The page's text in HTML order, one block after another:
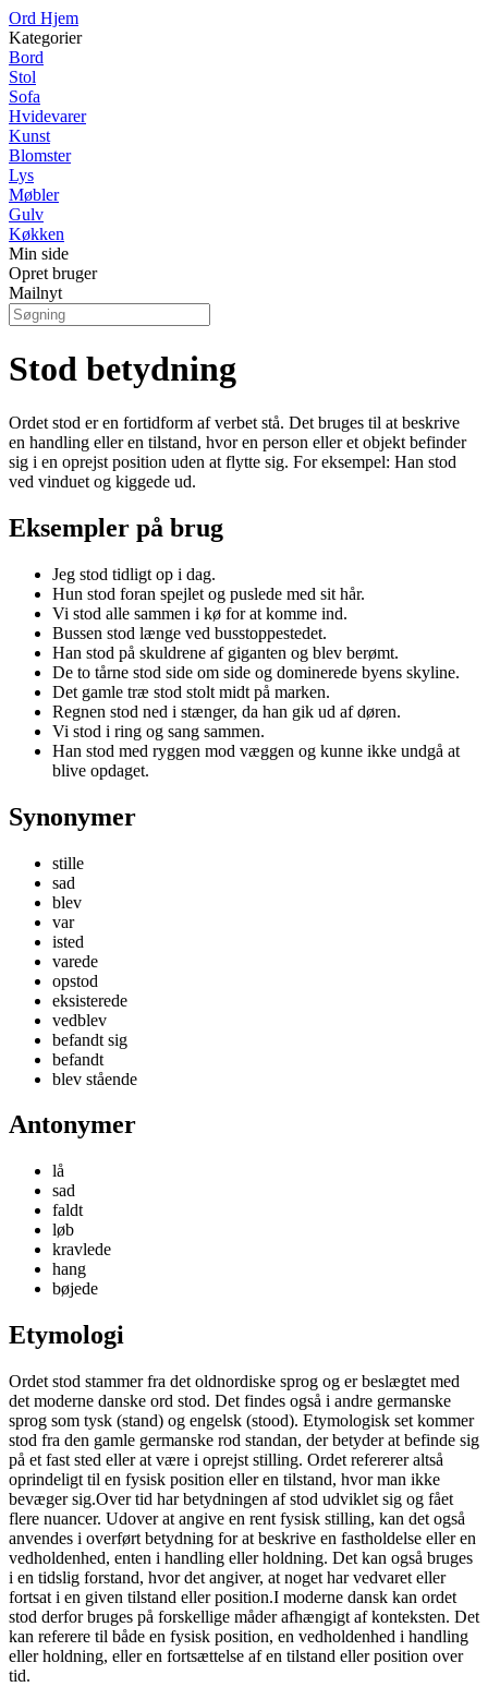
Ord Hjem
Kategorier
Bord
Stol
Sofa
Hvidevarer
Kunst
Blomster
Lys
Møbler
Gulv
Køkken
Min side
Opret bruger
Mailnyt
Stod betydning
Ordet stod er en fortidform af verbet stå. Det bruges til at beskrive
en handling eller en tilstand, hvor en person eller et objekt befinder
sig i en oprejst position uden at flytte sig. For eksempel: Han stod
ved vinduet og kiggede ud.
Eksempler på brug
Jeg stod tidligt op i dag.
Hun stod foran spejlet og puslede med sit hår.
Vi stod alle sammen i kø for at komme ind.
Bussen stod længe ved busstoppestedet.
Han stod på skuldrene af giganten og blev berømt.
De to tårne stod side om side og dominerede byens skyline.
Det gamle træ stod stolt midt på marken.
Regnen stod ned i stænger, da han gik ud af døren.
Vi stod i ring og sang sammen.
Han stod med ryggen mod væggen og kunne ikke undgå at
blive opdaget.
Synonymer
stille
sad
blev
var
isted
varede
opstod
eksisterede
vedblev
befandt sig
befandt
blev stående
Antonymer
lå
sad
faldt
løb
kravlede
hang
bøjede
Etymologi
Ordet stod stammer fra det oldnordiske sprog og er beslægtet med
det moderne danske ord stod. Det findes også i andre germanske
sprog som tysk (stand) og engelsk (stood). Etymologisk set kommer
stod fra den gamle germanske rod standan, der betyder at befinde sig
på et fast sted eller at være i oprejst stilling. Ordet refererer altså
oprindeligt til en fysisk position eller en tilstand, hvor man ikke
bevæger sig.Over tid har betydningen af stod udviklet sig og fået
flere nuancer. Udover at angive en rent fysisk stilling, kan det også
anvendes i overført betydning for at beskrive en fastholdelse eller en
vedholdenhed, enten i handling eller holdning. Det kan også bruges
i en tidslig forstand, hvor det angiver, at noget har vedvaret eller
fortsat i en given tilstand eller position.I moderne dansk kan ordet
stod derfor bruges på forskellige måder afhængigt af konteksten. Det
kan referere til både en fysisk position, en vedholdenhed i handling
eller holdning, eller en fortsættelse af en tilstand eller position over
tid.